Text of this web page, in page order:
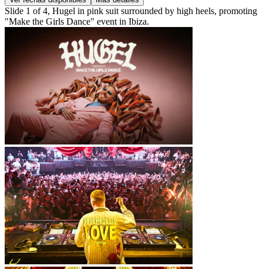
Slide 1 of 4, Hugel in pink suit surrounded by high heels, promoting
"Make the Girls Dance" event in Ibiza.